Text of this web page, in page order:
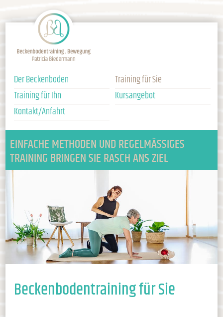
Der Beckenboden
Training für Sie
Training für Ihn
Kursangebot
Kontakt/Anfahrt
EINFACHE METHODEN UND REGEL­MÄSSI­GES
TRAINING BRINGEN SIE RASCH ANS ZIEL
Beckenbodentraining für Sie